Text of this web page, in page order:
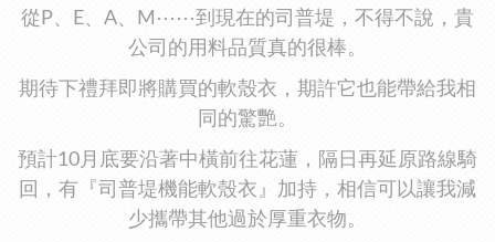
從P、E、A、M⋯⋯到現在的司普堤，不得不說，貴
公司的用料品質真的很棒。
期待下禮拜即將購買的軟殼衣，期許它也能帶給我相
同的驚艷。
預計10月底要沿著中橫前往花蓮，隔日再延原路線騎
回，有『司普堤機能軟殼衣』加持，相信可以讓我減
少攜帶其他過於厚重衣物。